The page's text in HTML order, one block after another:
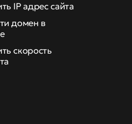
IP адрес сайта
домен в
скорость